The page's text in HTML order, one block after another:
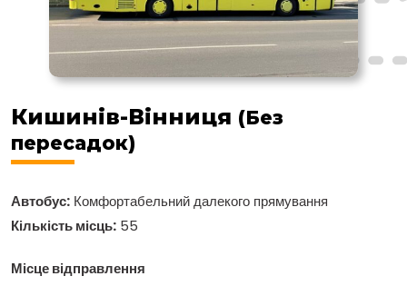
Кишинів-Вінниця (Без
пересадок)
Автобус: Комфортабельний далекого прямування
Кількість місць: 55
Місце відправлення